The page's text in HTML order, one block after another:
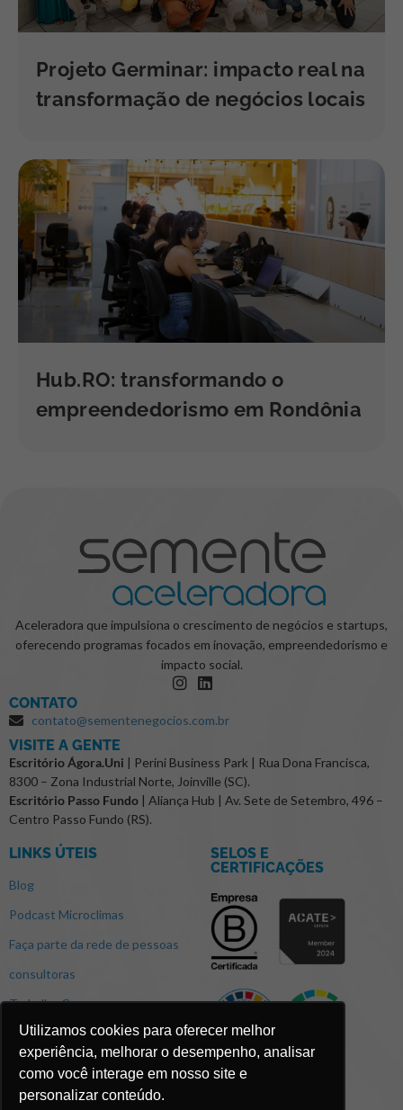
Utilizamos cookies para oferecer melhor
experiência, melhorar o desempenho, analisar
como você interage em nosso site e
personalizar conteúdo.
Projeto Germinar: impacto real na
transformação de negócios locais
Hub.RO: transformando o
empreendedorismo em Rondônia
Aceleradora que impulsiona o crescimento de negócios e startups,
oferecendo programas focados em inovação, empreendedorismo e
impacto social.
CONTATO
contato@sementenegocios.com.br
⁠VISITE A GENTE
Escritório Ágora.Uni | Perini Business Park | Rua Dona Francisca,
8300 – Zona Industrial Norte, Joinville (SC).
Escritório Passo Fundo | Aliança Hub | Av. Sete de Setembro, 496 –
Centro Passo Fundo (RS).
LINKS ÚTEIS
Blog
Podcast Microclimas
Faça parte da rede de pessoas
consultoras
Trabalhe Conosco
SELOS E
CERTIFICAÇÕES